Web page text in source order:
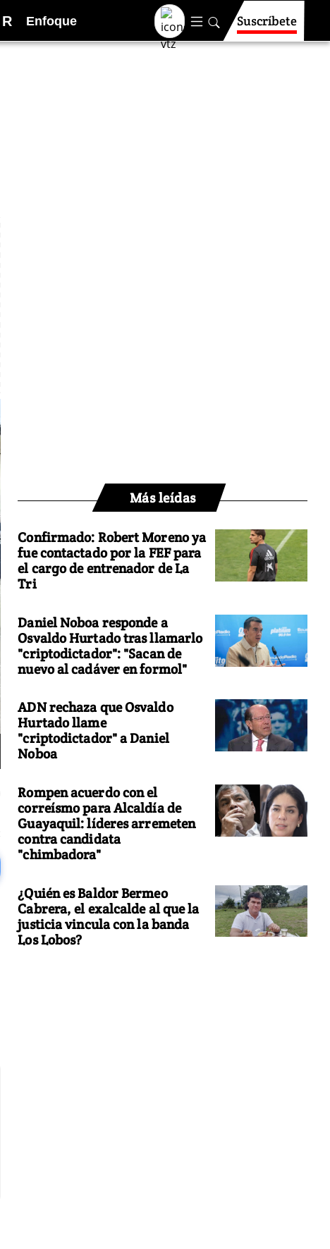
R Enfoque Suscríbete
Más leídas
Confirmado: Robert Moreno ya
fue contactado por la FEF para
el cargo de entrenador de La
Tri
Daniel Noboa responde a
Osvaldo Hurtado tras llamarlo
"criptodictador": "Sacan de
nuevo al cadáver en formol"
ADN rechaza que Osvaldo
Hurtado llame
"criptodictador" a Daniel
Noboa
Rompen acuerdo con el
correísmo para Alcaldía de
Guayaquil: líderes arremeten
contra candidata
"chimbadora"
¿Quién es Baldor Bermeo
Cabrera, el exalcalde al que la
justicia vincula con la banda
Los Lobos?